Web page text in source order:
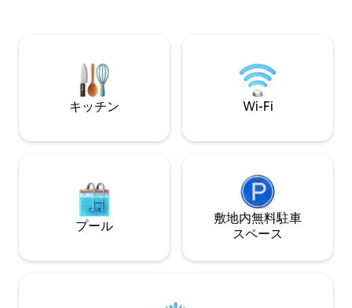
金20,000ウォン 小学生以降は 大人と同じ
3 万ウォン （現地でお支払い） *バーベキ
噌汁、ごはん、おかず はさみ、トング 提
30,000ウォン *電気自動車の充電料金
（7,000ウォン） *有料テレビチャンネル
料金請求 *黄土坪のアグンギで暖炉体験、
無料で体験可能（予約必須） *無料朝食
午前9時まで *ミネラルウォーター2本をご
クヒーリング： 大型ビームプロジェクタ
ーの映画館と静かな
トの細やかな気配
ンが可能な場合は、
荷物預かりサー
で徒歩15分 奉皇
東宮果月池、安壓
分 博物館まで徒
ォルニアビーチま
ン・ウォーターパ
湖まで車で15分
キッチン Wi-Fi
プール
敷地内無料駐⁠車
ス⁠ペ⁠ー⁠ス